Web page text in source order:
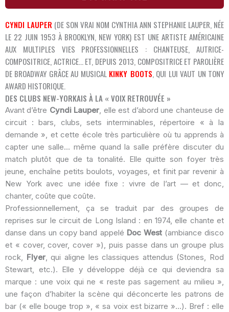
CYNDI LAUPER (DE SON VRAI NOM CYNTHIA ANN STEPHANIE LAUPER, NÉE
LE 22 JUIN 1953 À BROOKLYN, NEW YORK) EST UNE ARTISTE AMÉRICAINE
AUX MULTIPLES VIES PROFESSIONNELLES : CHANTEUSE, AUTRICE-
COMPOSITRICE, ACTRICE… ET, DEPUIS 2013, COMPOSITRICE ET PAROLIÈRE
DE BROADWAY GRÂCE AU MUSICAL KINKY BOOTS, QUI LUI VAUT UN TONY
AWARD HISTORIQUE.
DES CLUBS NEW-YORKAIS À LA « VOIX RETROUVÉE »
Avant d’être Cyndi Lauper, elle est d’abord une chanteuse de
circuit : bars, clubs, sets interminables, répertoire « à la
demande », et cette école très particulière où tu apprends à
capter une salle… même quand la salle préfère discuter du
match plutôt que de ta tonalité. Elle quitte son foyer très
jeune, enchaîne petits boulots, voyages, et finit par revenir à
New York avec une idée fixe : vivre de l’art — et donc,
chanter, coûte que coûte.
Professionnellement, ça se traduit par des groupes de
reprises sur le circuit de Long Island : en 1974, elle chante et
danse dans un copy band appelé Doc West(ambiance disco
et « cover, cover, cover »), puis passe dans un groupe plus
rock, Flyer, qui aligne les classiques attendus (Stones, Rod
Stewart, etc.). Elle y développe déjà ce qui deviendra sa
marque : une voix qui ne « reste pas sagement au milieu »,
une façon d’habiter la scène qui déconcerte les patrons de
bar (« elle bouge trop », « sa voix est bizarre »…). Bref : elle